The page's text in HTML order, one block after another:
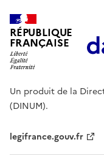
RÉPUBLIQUE
FRANÇAISE
Un produit de la
(DINUM).
legifrance.gouv.fr